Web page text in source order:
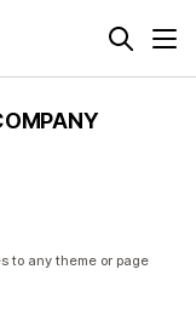
to any theme or page